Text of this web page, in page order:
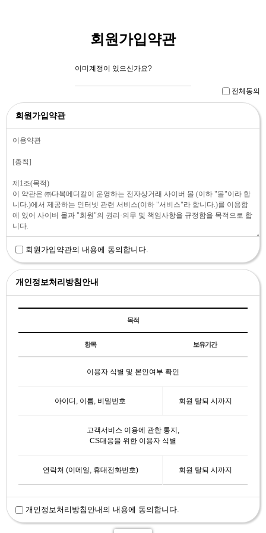
회원가입약관
이미계정이 있으신가요?
전체동의
회원가입약관
회원가입약관의 내용에 동의합니다.
개인정보처리방침안내
목적
항목 보유기간
이용자 식별 및 본인여부 확인
아이디, 이름, 비밀번호 회원 탈퇴 시까지
고객서비스 이용에 관한 통지,
CS대응을 위한 이용자 식별
연락처 (이메일, 휴대전화번호) 회원 탈퇴 시까지
개인정보처리방침안내의 내용에 동의합니다.